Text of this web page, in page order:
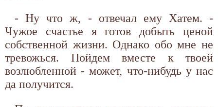
- Ну что ж, - отвечал ему Хатем. -
Чужое счастье я готов добыть ценой
собственной жизни. Однако обо мне не
тревожься. Пойдем вместе к твоей
возлюбленной - может, что-нибудь у нас
да получится.